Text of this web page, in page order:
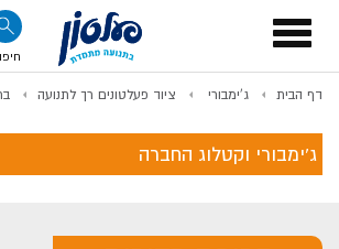
Toggle
navigation
דף הבית ג'ימבורי ציוד פעלטונים רך לתנועה
ג'ימבורי וקטלוג החברה